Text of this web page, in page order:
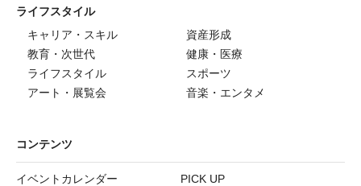
ライフスタイル
キャリア・スキル
資産形成
教育・次世代
健康・医療
ライフスタイル
スポーツ
アート・展覧会
音楽・エンタメ
コンテンツ
イベントカレンダー
PICK UP